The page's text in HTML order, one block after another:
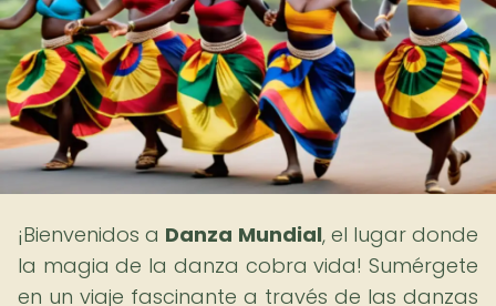
¡Bienvenidos a Danza Mundial, el lugar donde
la magia de la danza cobra vida! Sumérgete
en un viaje fascinante a través de las danzas